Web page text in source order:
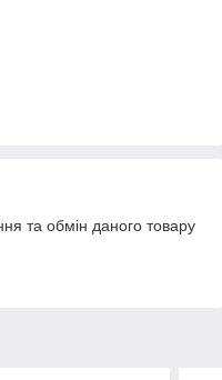
та обмін даного товару